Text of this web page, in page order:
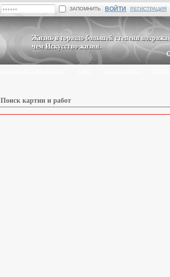
ЗАПОМНИТЬ ВОЙТИ РЕГИСТРАЦИЯ
Поиск картин и работ